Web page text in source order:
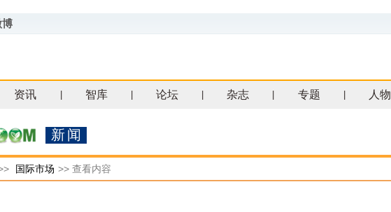
博
资讯 智库 论坛 杂志 专题 人物
新闻
国际市场 >> 查看内容